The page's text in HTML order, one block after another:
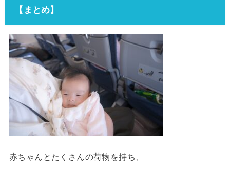
【まとめ】
赤ちゃんとたくさんの荷物を持ち、